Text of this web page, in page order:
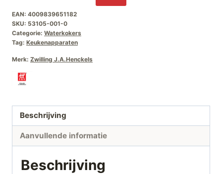
aantal
EAN: 4009839651182
SKU: 53105-001-0
Categorie: Waterkokers
Tag: Keukenapparaten
Merk: Zwilling J.A.Henckels
Beschrijving
Aanvullende informatie
Beschrijving